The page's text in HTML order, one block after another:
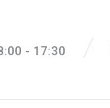
- 17:30